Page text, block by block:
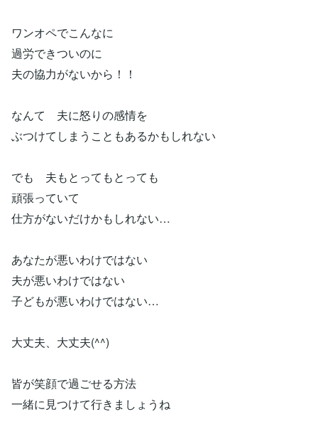
ワンオペでこんなに
過労できついのに
夫の協力がないから！！
なんて 夫に怒りの感情を
ぶつけてしまうこともあるかもしれない
でも 夫もとってもとっても
頑張っていて
仕方がないだけかもしれない…
あなたが悪いわけではない
夫が悪いわけではない
子どもが悪いわけではない…
大丈夫、大丈夫(^^)
皆が笑顔で過ごせる方法
一緒に見つけて行きましょうね